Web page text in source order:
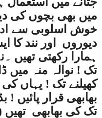
میں بھی بچوں کی
خوش اسلوبی سے
دیوروں
اور نند کا
ہمارا رکھتی تھیں
تک ! نوالہ منہ میں
کھیلنے تک ! یہاں
بھابھی قرار پائیں
تک کی بھابھی